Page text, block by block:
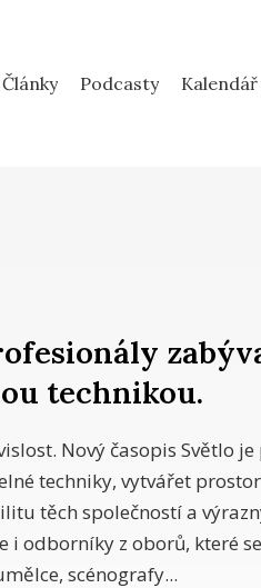
Články Podcasty
technikou.
Nový časopis Světlo
techniky, vytvářet
těch společností a
odborníky z oborů, které
scénografy...